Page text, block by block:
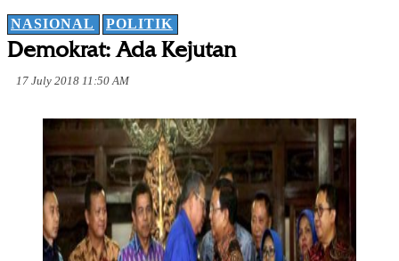
NASIONAL POLITIK
Demokrat: Ada Kejutan
17 July 2018 11:50 AM